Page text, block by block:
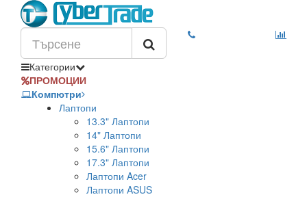
Категории
ПРОМОЦИИ
Компютри
Лаптопи
13.3" Лаптопи
14" Лаптопи
15.6" Лаптопи
17.3" Лаптопи
Лаптопи Acer
Лаптопи ASUS